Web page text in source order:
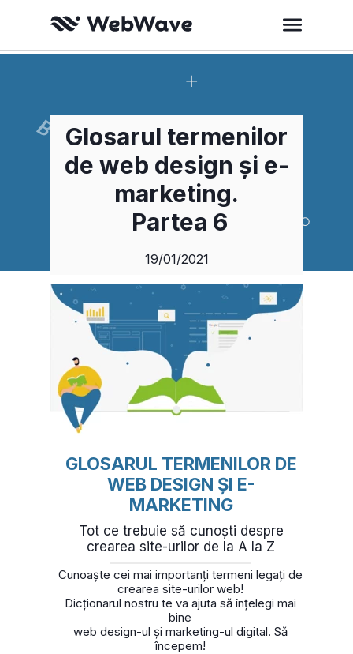
Glosarul termenilor
de web design și e-
marketing.
Partea 6
19/01/2021
GLOSARUL TERMENILOR DE
WEB DESIGN ȘI E-
MARKETING
Tot ce trebuie să cunoști despre
crearea site-urilor de la A la Z
Cunoaște cei mai importanți termeni legați de
crearea site-urilor web!
Dicționarul nostru te va ajuta să înțelegi mai
bine
web design-ul și marketing-ul digital. Să
începem!